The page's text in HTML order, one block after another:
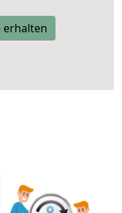
erhalten